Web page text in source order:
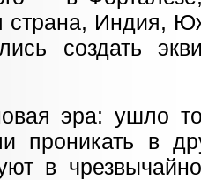
страна, Индия,
создать
эра: ушло
проникать в
в